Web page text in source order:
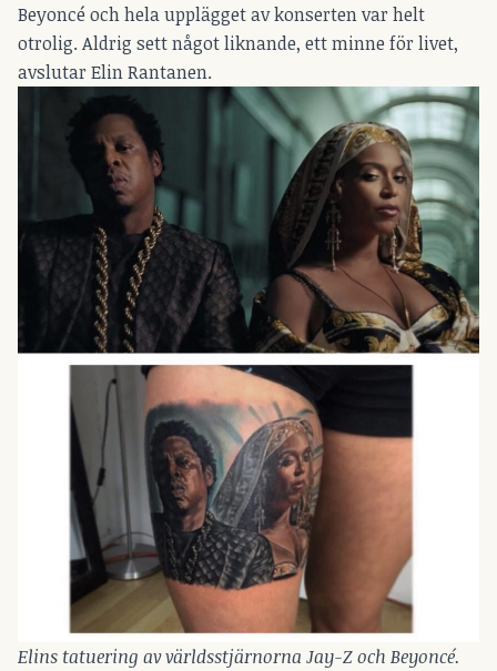
Beyoncé och hela upplägget av konserten var helt
otrolig. Aldrig sett något liknande, ett minne för livet,
avslutar Elin Rantanen.
Elins tatuering av världsstjärnorna Jay-Z och Beyoncé.